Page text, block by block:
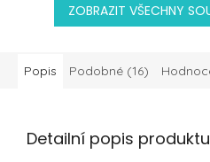
ZOBRAZIT VŠECHNY
Popis Podobné (16)
Detailní popis produktu